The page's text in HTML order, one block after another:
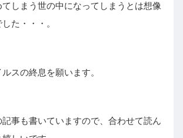
しまう世の中になってしまうとは想像
た・・・。
スの終息を願います。
事も書いていますので、合わせて読ん